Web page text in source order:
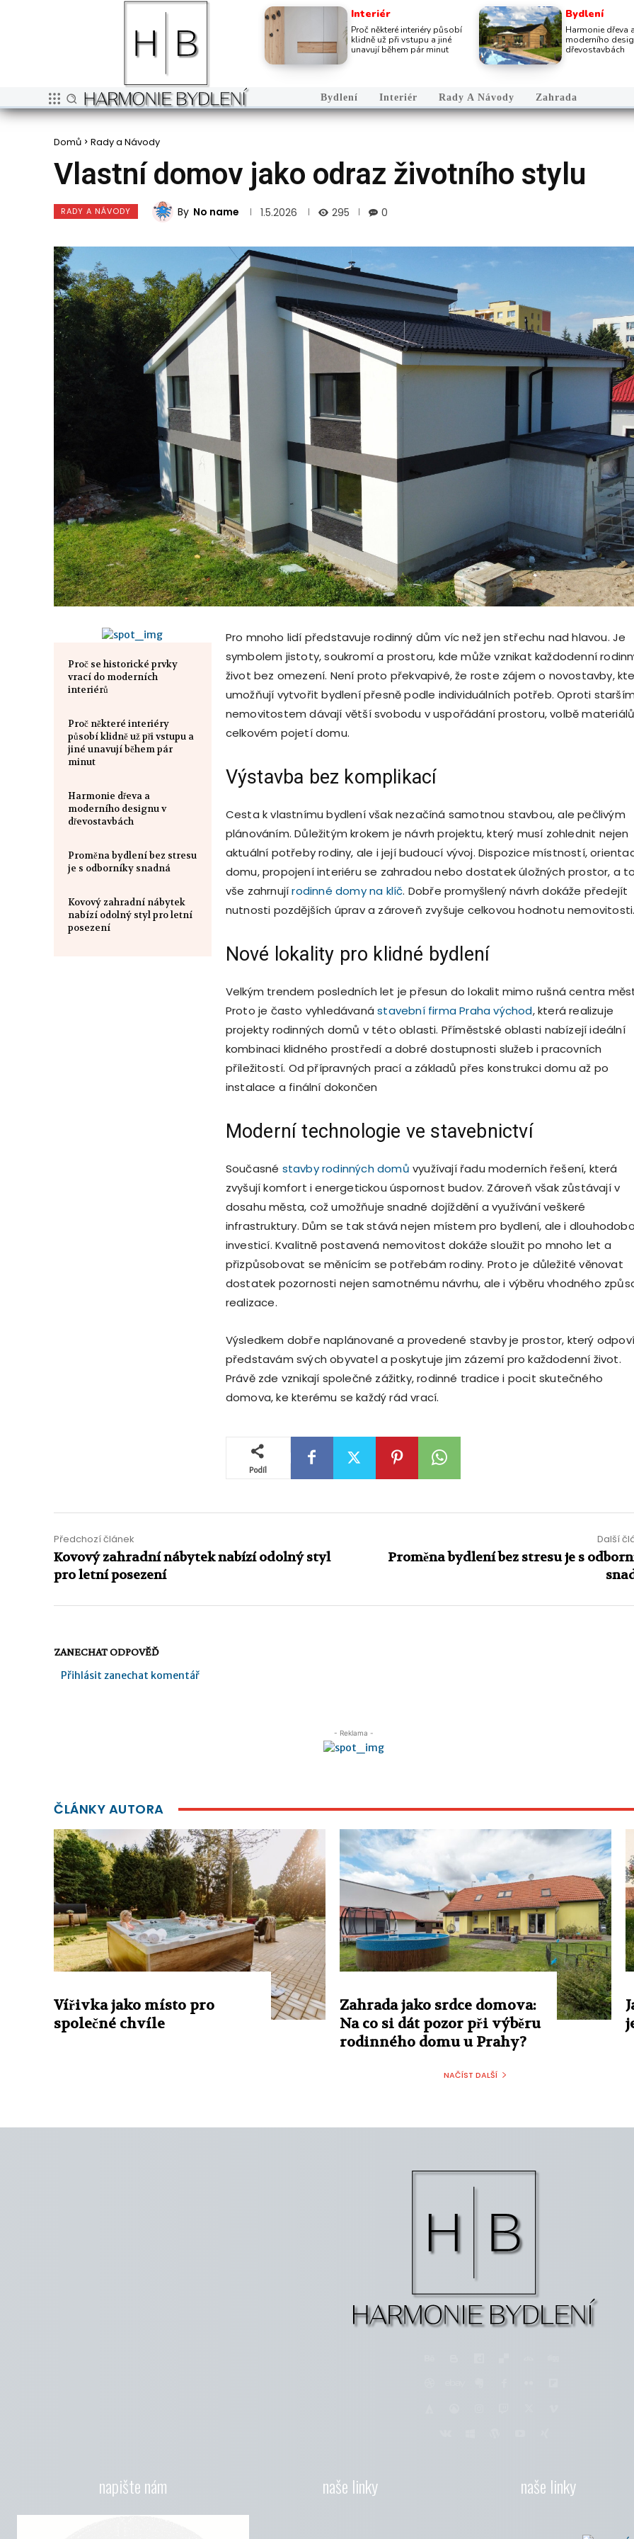
Interiér
Proč některé interiéry působí
klidně už při vstupu a jiné
unavují během pár minut
Bydlení
Harmonie dřeva
moderního
dřevostavbách
Bydlení Interiér Rady A Návody Zahrada
Domů Rady a Návody
Vlastní domov jako odraz životního stylu
RADY A NÁVODY By No name 1.5.2026 295 0
Proč se historické prvky
vrací do moderních
interiérů
Proč některé interiéry
působí klidně už při vstupu a
jiné unavují během pár
minut
Harmonie dřeva a
moderního designu v
dřevostavbách
Proměna bydlení bez stresu
je s odborníky snadná
Kovový zahradní nábytek
nabízí odolný styl pro letní
posezení
Pro mnoho lidí představuje rodinný dům víc než jen střechu nad hlavou. Je
symbolem jistoty, soukromí a prostoru, kde může vznikat každodenní
život bez omezení. Není proto překvapivé, že roste zájem o novostavby,
umožňují vytvořit bydlení přesně podle individuálních potřeb. Oproti
nemovitostem dávají větší svobodu v uspořádání prostoru, volbě
celkovém pojetí domu.
Výstavba bez komplikací
Cesta k vlastnímu bydlení však nezačíná samotnou stavbou, ale pečlivým
plánováním. Důležitým krokem je návrh projektu, který musí zohlednit nejen
aktuální potřeby rodiny, ale i její budoucí vývoj. Dispozice místností,
domu, propojení interiéru se zahradou nebo dostatek úložných prostor, a
vše zahrnujírodinné domy na klíč. Dobře promyšlený návrh dokáže předejít
nutnosti pozdějších úprav a zároveň zvyšuje celkovou hodnotu
Nové lokality pro klidné bydlení
Velkým trendem posledních let je přesun do lokalit mimo rušná centra
Proto je často vyhledávanástavební firma Praha východ, která realizuje
projekty rodinných domů v této oblasti. Příměstské oblasti nabízejí ideální
kombinaci klidného prostředí a dobré dostupnosti služeb i pracovních
příležitostí. Od přípravných prací a základů přes konstrukci domu až po
instalace a finální dokončen
Moderní technologie ve stavebnictví
Současné stavby rodinných domů využívají řadu moderních řešení, která
zvyšují komfort i energetickou úspornost budov. Zároveň však zůstávají v
dosahu města, což umožňuje snadné dojíždění a využívání veškeré
infrastruktury. Dům se tak stává nejen místem pro bydlení, ale i
investicí. Kvalitně postavená nemovitost dokáže sloužit po mnoho let a
přizpůsobovat se měnícím se potřebám rodiny. Proto je důležité věnovat
dostatek pozornosti nejen samotnému návrhu, ale i výběru vhodného
realizace.
Výsledkem dobře naplánované a provedené stavby je prostor, který
představám svých obyvatel a poskytuje jim zázemí pro každodenní život.
Právě zde vznikají společné zážitky, rodinné tradice i pocit skutečného
domova, ke kterému se každý rád vrací.
Podíl
Předchozí článek
Kovový zahradní nábytek nabízí odolný styl
pro letní posezení
Další
Proměna bydlení bez stresu je s
ZANECHAT ODPOVĚĎ
Přihlásit zanechat komentář
- Reklama -
ČLÁNKY AUTORA
Vířivka jako místo pro
společné chvíle
Zahrada jako srdce domova:
Na co si dát pozor při výběru
rodinného domu u Prahy?
NAČÍST DALŠÍ
napište nám naše linky naše linky